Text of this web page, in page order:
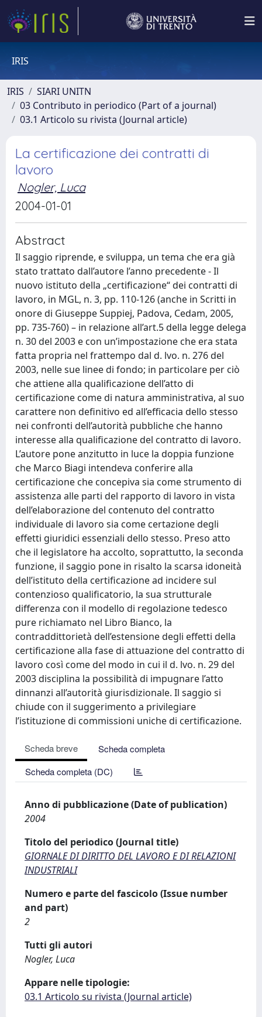
IRIS
IRIS
SIARI UNITN
03 Contributo in periodico (Part of a journal)
03.1 Articolo su rivista (Journal article)
La certificazione dei contratti di
lavoro
Nogler, Luca
2004-01-01
Abstract
Il saggio riprende, e sviluppa, un tema che era già
stato trattato dall’autore l’anno precedente - Il
nuovo istituto della „certificazione“ dei contratti di
lavoro, in MGL, n. 3, pp. 110-126 (anche in Scritti in
onore di Giuseppe Suppiej, Padova, Cedam, 2005,
pp. 735-760) – in relazione all’art.5 della legge delega
n. 30 del 2003 e con un’impostazione che era stata
fatta propria nel frattempo dal d. lvo. n. 276 del
2003, nelle sue linee di fondo; in particolare per ciò
che attiene alla qualificazione dell’atto di
certificazione come di natura amministrativa, al suo
carattere non definitivo ed all’efficacia dello stesso
nei confronti dell’autorità pubbliche che hanno
interesse alla qualificazione del contratto di lavoro.
L’autore pone anzitutto in luce la doppia funzione
che Marco Biagi intendeva conferire alla
certificazione che concepiva sia come strumento di
assistenza alle parti del rapporto di lavoro in vista
dell’elaborazione del contenuto del contratto
individuale di lavoro sia come certazione degli
effetti giuridici essenziali dello stesso. Preso atto
che il legislatore ha accolto, soprattutto, la seconda
funzione, il saggio pone in risalto la scarsa idoneità
dell’istituto della certificazione ad incidere sul
contenzioso qualificatorio, la sua strutturale
differenza con il modello di regolazione tedesco
pure richiamato nel Libro Bianco, la
contraddittorietà dell’estensione degli effetti della
certificazione alla fase di attuazione del contratto di
lavoro così come del modo in cui il d. lvo. n. 29 del
2003 disciplina la possibilità di impugnare l’atto
dinnanzi all’autorità giurisdizionale. Il saggio si
chiude con il suggerimento a privilegiare
l’istituzione di commissioni uniche di certificazione.
Scheda breve
Scheda completa
Scheda completa (DC)
Anno di pubblicazione (Date of publication)
2004
Titolo del periodico (Journal title)
GIORNALE DI DIRITTO DEL LAVORO E DI RELAZIONI
INDUSTRIALI
Numero e parte del fascicolo (Issue number
and part)
2
Tutti gli autori
Nogler, Luca
Appare nelle tipologie:
03.1 Articolo su rivista (Journal article)